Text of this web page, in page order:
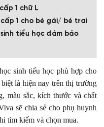
1 chữ L
1 cho bé gái/ bé trai
tiểu học đảm bảo
sinh tiểu học phù hợp cho
là hiện nay trên thị trường
màu sắc, kích thước và chất
sẽ chia sẻ cho phụ huynh
tìm kiếm và chọn mua.